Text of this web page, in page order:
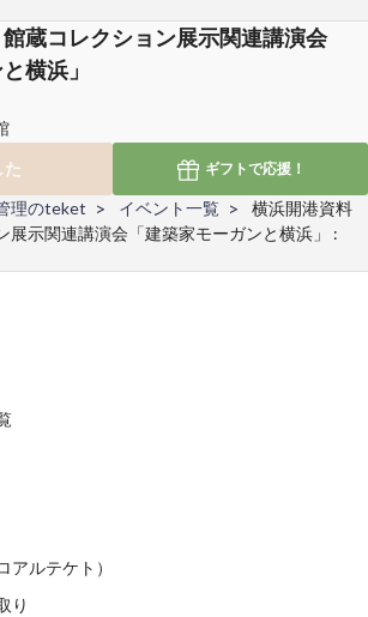
蔵コレクション展示関連講演会
横浜」
た
ギフトで応援！
理のteket イベント一覧
横浜開港資料
示関連講演会「建築家モーガンと横浜」 :
アルテケト）
り